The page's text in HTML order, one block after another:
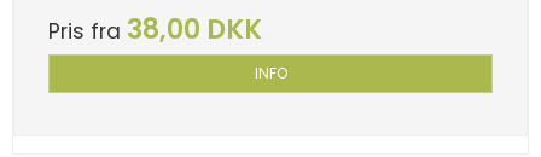
Pris fra 38,00 DKK
INFO